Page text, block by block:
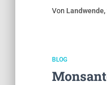
Von Landwende
BLOG